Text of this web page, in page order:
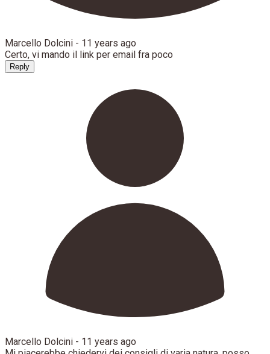
Marcello Dolcini - 11 years ago
Certo, vi mando il link per email fra poco
Reply
Marcello Dolcini - 11 years ago